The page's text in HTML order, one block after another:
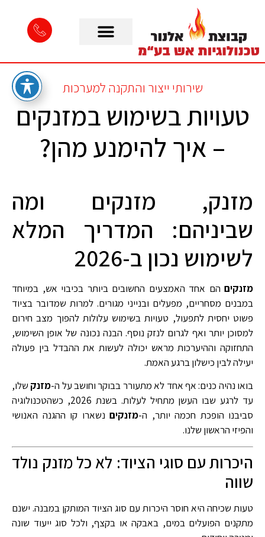
שירותי ייצור והתקנה למערכות
טעויות בשימוש במזנקים
– איך להימנע מהן?
מזנק, מזנקים ומה
שביניהם: המדריך המלא
לשימוש נכון ב-2026
מזנקים הם אחד האמצעים החשובים ביותר בכיבוי אש, במיוחד
במבנים מסחריים, מפעלים ובנייני מגורים. למרות שמדובר בציוד
פשוט יחסית לתפעול, טעויות בשימוש עלולות להפוך מצב חירום
למסוכן יותר ואף לגרום לנזק נוסף. הבנה נכונה של אופן השימוש,
התחזוקה וההיערכות מראש יכולה לעשות את ההבדל בין פעולה
יעילה לבין כישלון ברגע האמת.
בואו נהיה כנים: אף אחד לא מתעורר בבוקר וחושב על ה-מזנק שלו,
עד לרגע שבו העשן מתחיל לעלות. בשנת 2026, כשהטכנולוגיה
סביבנו הופכת חכמה יותר, ה-מזנקים נשארו קו ההגנה האנושי
והפיזי הראשון שלנו.
היכרות עם סוגי הציוד: לא כל מזנק נולד
שווה
טעות שכיחה היא חוסר היכרות עם סוג הציוד המותקן במבנה. ישנם
מתקנים הפועלים במים, באבקה או בקצף, ולכל סוג ייעוד שונה